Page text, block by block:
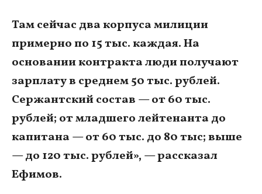
Там сейчас два корпуса милиции
примерно по 15 тыс. каждая. На
основании контракта люди получают
зарплату в среднем 50 тыс. рублей.
Сержантский состав — от 60 тыс.
рублей; от младшего лейтенанта до
капитана — от 60 тыс. до 80 тыс; выше
— до 120 тыс. рублей», — рассказал
Ефимов.